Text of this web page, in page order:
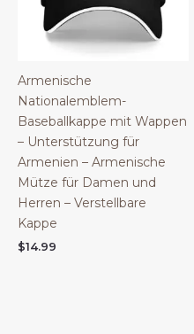
Armenische
Nationalemblem-
Baseballkappe mit Wappen
– Unterstützung für
Armenien – Armenische
Mütze für Damen und
Herren – Verstellbare
Kappe
$14.99